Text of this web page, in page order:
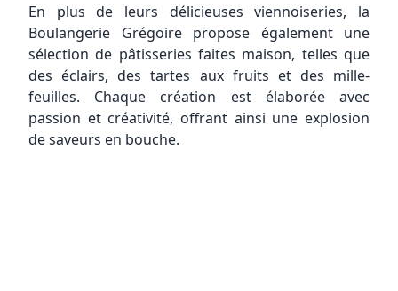
En plus de leurs délicieuses viennoiseries, la
Boulangerie Grégoire propose également une
sélection de pâtisseries faites maison, telles que
des éclairs, des tartes aux fruits et des mille-
feuilles. Chaque création est élaborée avec
passion et créativité, offrant ainsi une explosion
de saveurs en bouche.